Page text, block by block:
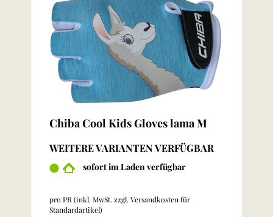
Chiba Cool Kids Gloves lama M
WEITERE VARIANTEN VERFÜGBAR
sofort im Laden verfügbar
pro PR (inkl. MwSt. zzgl. Versandkosten für
Standardartikel)